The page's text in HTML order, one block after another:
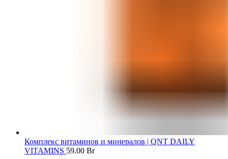
Комплекс витаминов и минералов | QNT DAILY
VITAMINS 59.00 Br